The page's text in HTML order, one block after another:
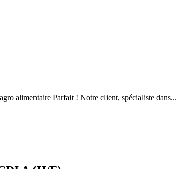
alimentaire Parfait ! Notre client, spécialiste dans...